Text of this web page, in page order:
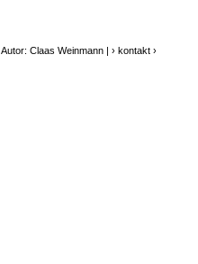
Claas Weinmann |› kontakt ›